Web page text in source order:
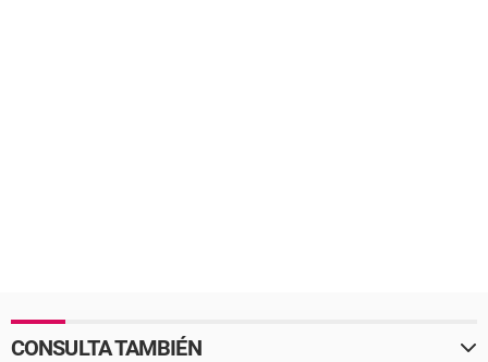
CONSULTA TAMBIÉN